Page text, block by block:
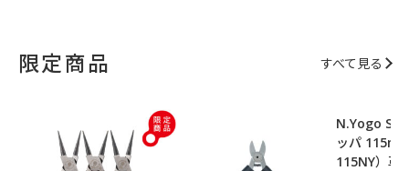
限定商品 すべて見る
N.Yogo
ッパ
115NY）革